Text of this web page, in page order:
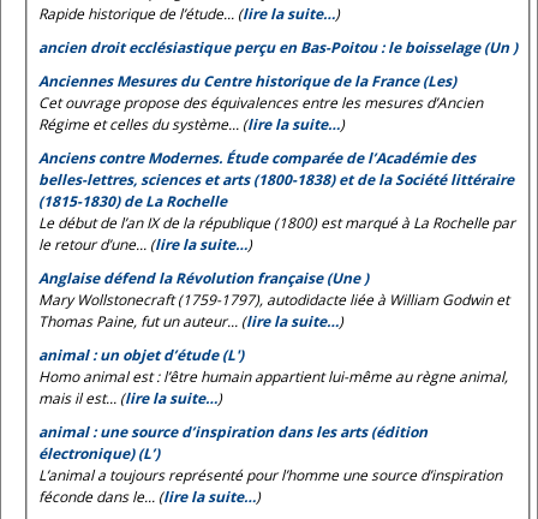
Rapide historique de l’étude... (lire la suite…)
ancien droit ecclésiastique perçu en Bas-Poitou : le boisselage (Un )
Anciennes Mesures du Centre historique de la France (Les)
Cet ouvrage propose des équivalences entre les mesures d’Ancien
Régime et celles du système... (lire la suite…)
Anciens contre Modernes. Étude comparée de l’Académie des
belles-lettres, sciences et arts (1800-1838) et de la Société littéraire
(1815-1830) de La Rochelle
Le début de l’an IX de la république (1800) est marqué à La Rochelle par
le retour d’une... (lire la suite…)
Anglaise défend la Révolution française (Une )
Mary Wollstonecraft (1759-1797), autodidacte liée à William Godwin et
Thomas Paine, fut un auteur... (lire la suite…)
animal : un objet d’étude (L')
Homo animal est: l’être humain appartient lui-même au règne animal,
mais il est... (lire la suite…)
animal : une source d’inspiration dans les arts (édition
électronique) (L’)
L’animal a toujours représenté pour l’homme une source d’inspiration
féconde dans le... (lire la suite…)